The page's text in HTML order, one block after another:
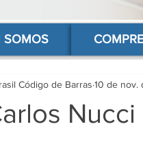
de barras online, código de barras para produtos, gs1, código brasileiro, ean 13
SOMOS
Nucci
Código de Barras 10 de nov.